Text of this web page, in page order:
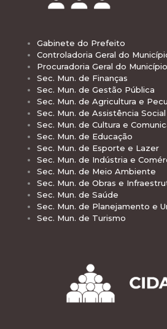
Gabinete do Prefeito
Controladoria Geral do
Procuradoria Geral do Município
Sec. Mun. de Finanças
Sec. Mun. de Gestão Pública
Sec. Mun. de Agricultura e
Sec. Mun. de Assistência Social
Sec. Mun. de Cultura e
Sec. Mun. de Educação
Sec. Mun. de Esporte e Lazer
Sec. Mun. de Indústria e
Sec. Mun. de Meio Ambiente
Sec. Mun. de Obras e
Sec. Mun. de Saúde
Sec. Mun. de Planejamento e
Sec. Mun. de Turismo